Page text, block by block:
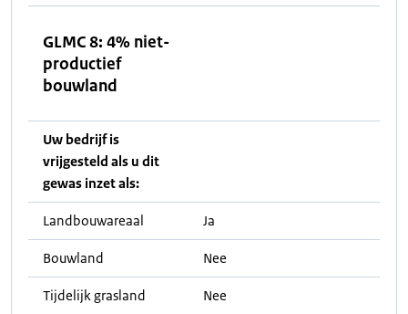
GLMC 8: 4% niet-
productief
bouwland
Uw bedrijf is
vrijgesteld als u dit
gewas inzet als:
Landbouwareaal Ja
Bouwland Nee
Tijdelijk grasland Nee